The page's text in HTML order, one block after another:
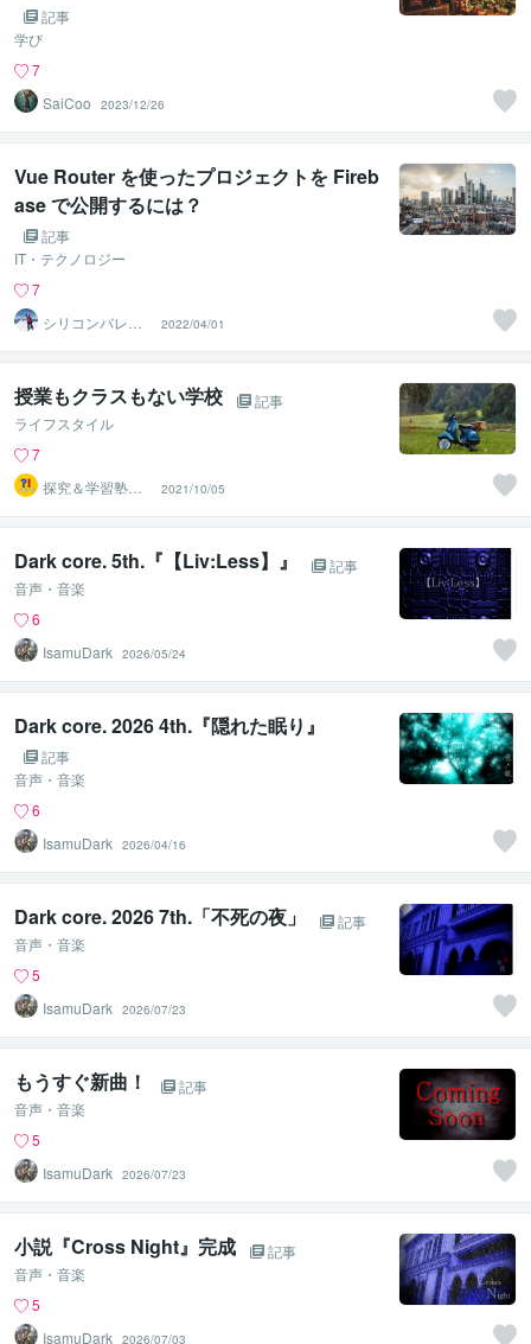
記事
学び
7
SaiCoo
2023/12/26
Vue Router を使ったプロジェクトを Fireb
ase で公開するには？
記事
IT・テクノロジー
7
シリコンバレー
スーパーウエア
2022/04/01
授業もクラスもない学校
記事
ライフスタイル
7
探究＆学習塾｜
なぜラボ
2021/10/05
Dark core. 5th.『【Liv:Less】』
記事
音声・音楽
6
IsamuDark 2026/05/24
Dark core. 2026 4th.『隠れた眠り』
記事
音声・音楽
6
IsamuDark 2026/04/16
Dark core. 2026 7th.「不死の夜」
記事
音声・音楽
5
IsamuDark 2026/07/23
もうすぐ新曲！
記事
音声・音楽
5
IsamuDark 2026/07/23
小説『Cross Night』完成
記事
音声・音楽
5
IsamuDark 2026/07/03